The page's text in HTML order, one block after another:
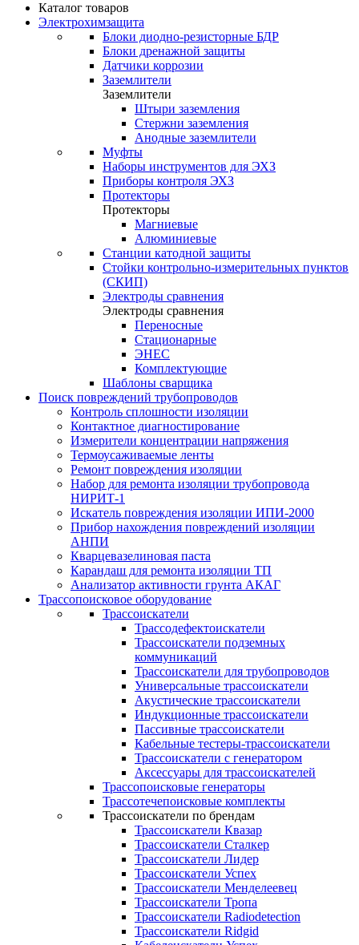
Каталог товаров
Электрохимзащита
Блоки диодно-резисторные БДР
Блоки дренажной защиты
Датчики коррозии
Заземлители
Заземлители
Штыри заземления
Стержни заземления
Анодные заземлители
Муфты
Наборы инструментов для ЭХЗ
Приборы контроля ЭХЗ
Протекторы
Протекторы
Магниевые
Алюминиевые
Станции катодной защиты
Стойки контрольно-измерительных пунктов
(СКИП)
Электроды сравнения
Электроды сравнения
Переносные
Стационарные
ЭНЕС
Комплектующие
Шаблоны сварщика
Поиск повреждений трубопроводов
Контроль сплошности изоляции
Контактное диагностирование
Измерители концентрации напряжения
Термоусаживаемые ленты
Ремонт повреждения изоляции
Набор для ремонта изоляции трубопровода
НИРИТ-1
Искатель повреждения изоляции ИПИ-2000
Прибор нахождения повреждений изоляции
АНПИ
Кварцевазелиновая паста
Карандаш для ремонта изоляции ТП
Анализатор активности грунта АКАГ
Трассопоисковое оборудование
Трассоискатели
Трассодефектоискатели
Трассоискатели подземных
коммуникаций
Трассоискатели для трубопроводов
Универсальные трассоискатели
Акустические трассоискатели
Индукционные трассоискатели
Пассивные трассоискатели
Кабельные тестеры-трассоискатели
Трассоискатели с генератором
Аксессуары для трассоискателей
Трассопоисковые генераторы
Трассотечепоисковые комплекты
Трассоискатели по брендам
Трассоискатели Квазар
Трассоискатели Сталкер
Трассоискатели Лидер
Трассоискатели Успех
Трассоискатели Менделеевец
Трассоискатели Тропа
Трассоискатели Radiodetection
Трассоискатели Ridgid